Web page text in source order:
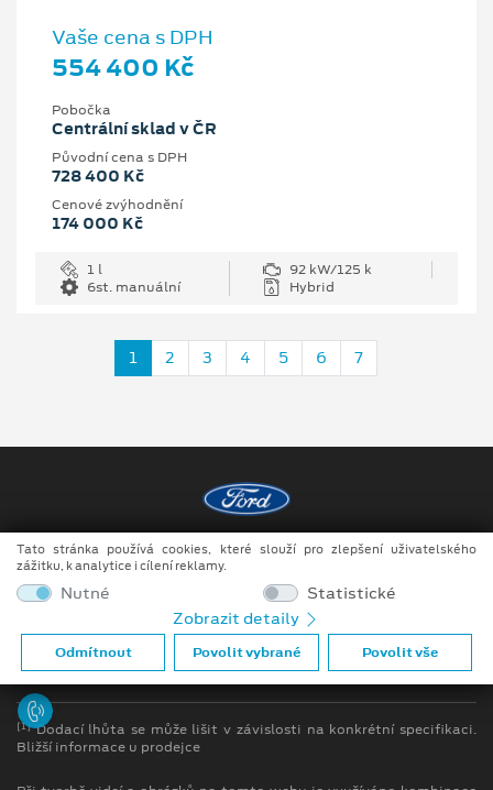
Vaše cena s DPH
554 400 Kč
Pobočka
Centrální sklad v ČR
Původní cena s DPH
728 400 Kč
Cenové zvýhodnění
174 000 Kč
1 l
92 kW/125 k
6st. manuální
Hybrid
1 2 3 4 5 6 7
Copyright ©2026 Auto JIPE s.r.o.
Obchodní podmínky
Ochrana osobních údajů
Prohlášení o zpracování údajů konečných zákazníků
[1]Dodací lhůta se může lišit v závislosti na konkrétní specifikaci.
Bližší informace u prodejce
Tato stránka používá cookies, které slouží pro zlepšení uživatelského
zážitku, k analytice i cílení reklamy.
Nutné
Statistické
Zobrazit detaily
Odmítnout Povolit vybrané Povolit vše